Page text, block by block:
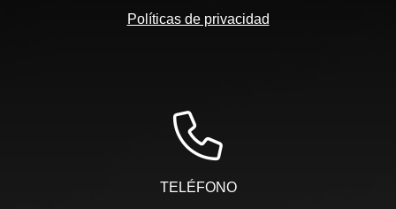
Políticas de privacidad
TELÉFONO